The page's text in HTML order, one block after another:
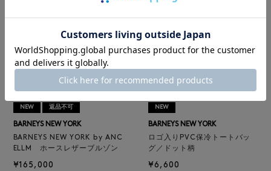
NEW 返品不可
BARNEYS NEW YORK
BARNEYS NEW YORK by ANC
ELLM ホースレザーブルゾン
¥165,000
NEW
BARNEYS NEW YORK
ロゴ入りPVC保冷トートバッ
グ／ドット柄
¥6,600